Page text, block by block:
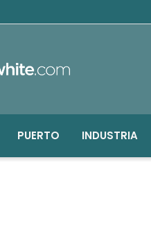
PUERTO INDUSTRIA